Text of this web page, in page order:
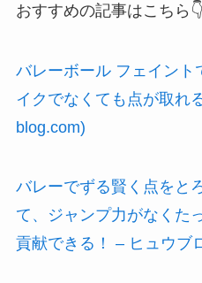
おすすめの記事はこちら👇
バレーボール フェイント
イクでなくても点が取れ
blog.com)
バレーでずる賢く点をと
て、ジャンプ力がなくた
貢献できる！ – ヒュウブ